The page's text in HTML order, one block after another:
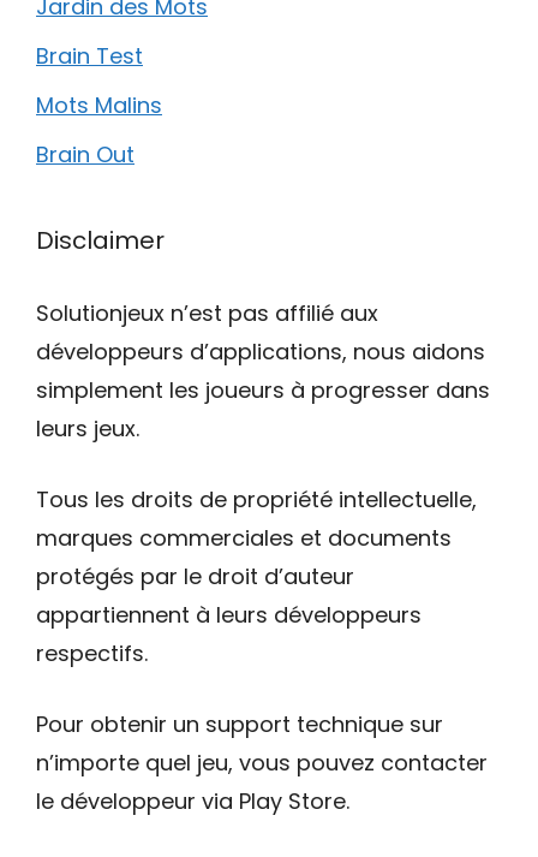
Jardin des Mots
Brain Test
Mots Malins
Brain Out
Disclaimer
Solutionjeux n’est pas affilié aux
développeurs d’applications, nous aidons
simplement les joueurs à progresser dans
leurs jeux.
Tous les droits de propriété intellectuelle,
marques commerciales et documents
protégés par le droit d’auteur
appartiennent à leurs développeurs
respectifs.
Pour obtenir un support technique sur
n’importe quel jeu, vous pouvez contacter
le développeur via Play Store.